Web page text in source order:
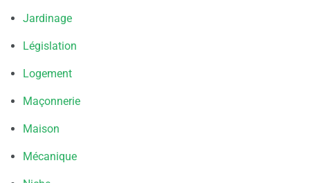
Jardinage
Législation
Logement
Maçonnerie
Maison
Mécanique